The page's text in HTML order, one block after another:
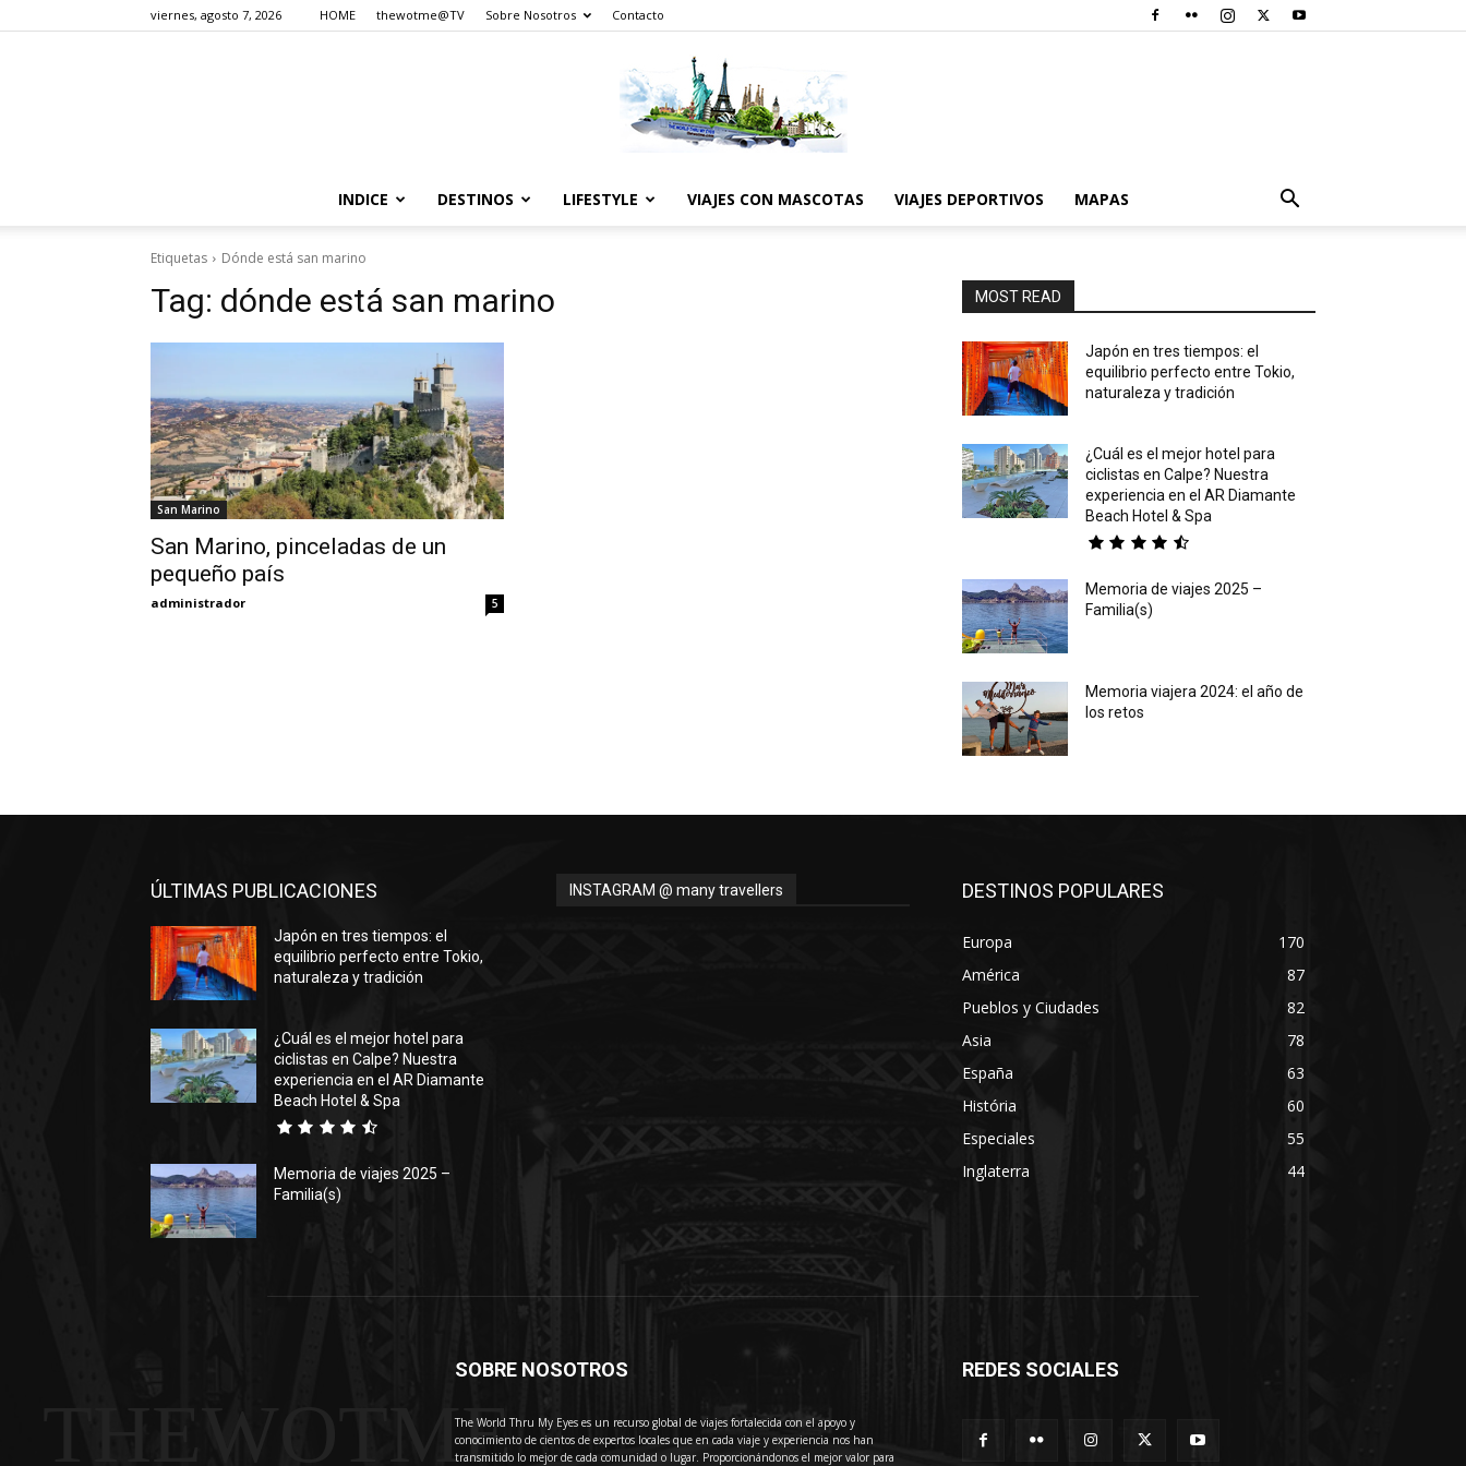
viernes, agosto 7, 2026 HOME thewotme@TV Sobre Nosotros Contacto
INDICE DESTINOS LIFESTYLE VIAJES CON MASCOTAS VIAJES DEPORTIVOS MAPAS
Etiquetas Dónde está san marino
Tag: dónde está san marino
San Marino
San Marino, pinceladas de un
pequeño país
administrador 5
MOST READ
Japón en tres tiempos: el
equilibrio perfecto entre Tokio,
naturaleza y tradición
¿Cuál es el mejor hotel para
ciclistas en Calpe? Nuestra
experiencia en el AR Diamante
Beach Hotel & Spa
Memoria de viajes 2025 –
Familia(s)
Memoria viajera 2024: el año de
los retos
ÚLTIMAS PUBLICACIONES
Japón en tres tiempos: el
equilibrio perfecto entre Tokio,
naturaleza y tradición
¿Cuál es el mejor hotel para
ciclistas en Calpe? Nuestra
experiencia en el AR Diamante
Beach Hotel & Spa
Memoria de viajes 2025 –
Familia(s)
INSTAGRAM @ many travellers DESTINOS POPULARES
Europa
170
América
87
Pueblos y Ciudades
82
Asia
78
España
63
História
60
Especiales
55
Inglaterra
44
THEWOTME
SOBRE NOSOTROS
The World Thru My Eyes es un recurso global de viajes fortalecida con el apoyo y
conocimiento de cientos de expertos locales que en cada viaje y experiencia nos han
transmitido lo mejor de cada comunidad o lugar. Proporcionándonos el mejor valor para
REDES SOCIALES